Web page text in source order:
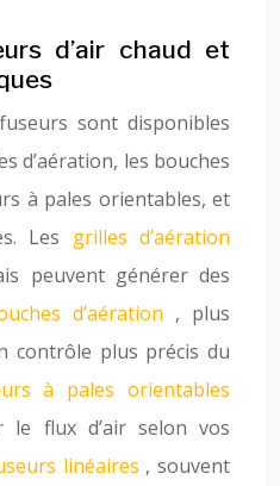
d’air chaud et
sont disponibles
d’aération, les bouches
à pales orientables, et
Les grilles d’aération
peuvent générer des
d’aération , plus
contrôle plus précis du
à pales orientables
le flux d’air selon vos
linéaires , souvent